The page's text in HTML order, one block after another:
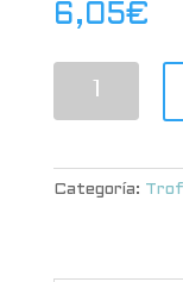
6,05€
Categoría: